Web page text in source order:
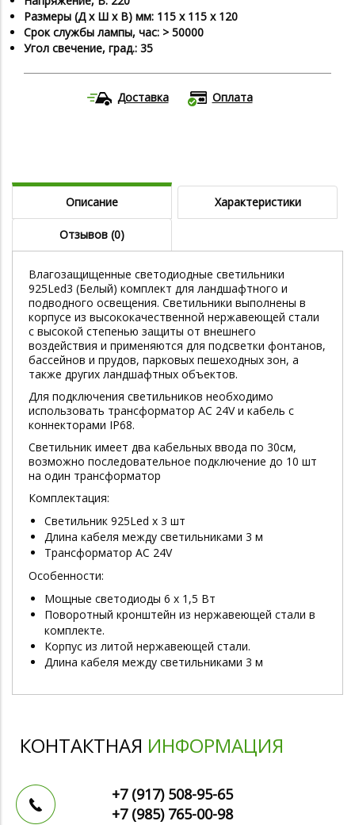
Размеры (Д х Ш х В) мм: 115 х 115 х 120
Срок службы лампы, час: > 50000
Угол свечение, град.: 35
Доставка Оплата
Описание Характеристики
Отзывов (0)
Влагозащищенные светодиодные светильники
925Led3 (Белый) комплект для ландшафтного и
подводного освещения. Светильники выполнены в
корпусе из высококачественной нержавеющей стали
с высокой степенью защиты от внешнего
воздействия и применяются для подсветки фонтанов,
бассейнов и прудов, парковых пешеходных зон, а
также других ландшафтных объектов.
Для подключения светильников необходимо
использовать трансформатор AC 24V и кабель с
коннекторами IP68.
Светильник имеет два кабельных ввода по 30см,
возможно последовательное подключение до 10 шт
на один трансформатор
Комплектация:
Светильник 925Led х 3 шт
Длина кабеля между светильниками 3 м
Трансформатор АС 24V
Особенности:
Мощные светодиоды 6 x 1,5 Вт
Поворотный кронштейн из нержавеющей стали в
комплекте.
Корпус из литой нержавеющей стали.
Длина кабеля между светильниками 3 м
КОНТАКТНАЯ ИНФОРМАЦИЯ
+7 (917) 508-95-65
+7 (985) 765-00-98